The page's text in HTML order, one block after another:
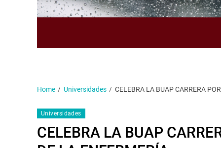
Home Universidades CELEBRA LA BUAP CARRERA
Universidades
CELEBRA LA BUAP